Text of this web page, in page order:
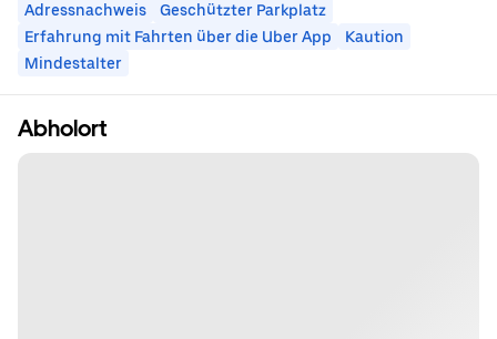
Adressnachweis
Geschützter Parkplatz
Erfahrung mit Fahrten über die Uber App
Kaution
Mindestalter
Abholort